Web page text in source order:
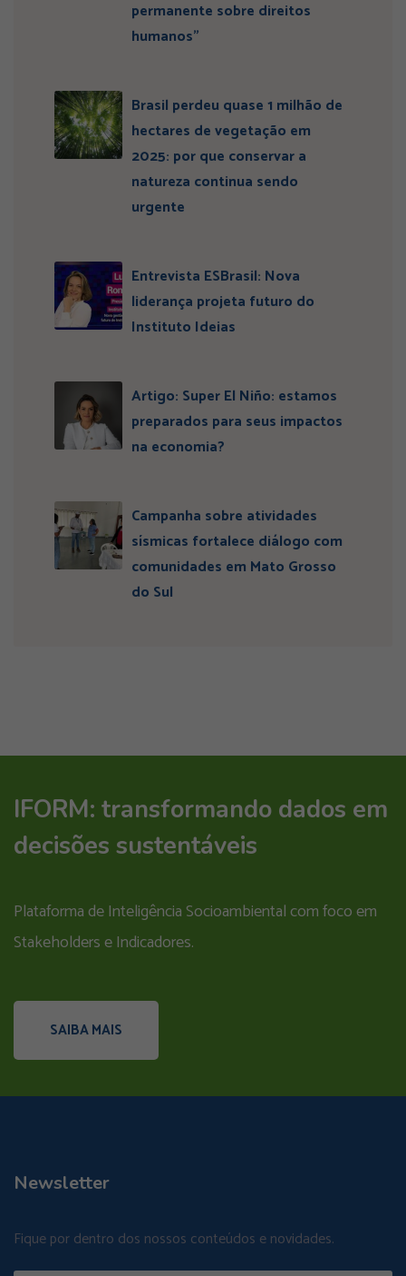
permanente sobre direitos
humanos”
Brasil perdeu quase 1 milhão de
hectares de vegetação em
2025: por que conservar a
natureza continua sendo
urgente
Entrevista ESBrasil: Nova
liderança projeta futuro do
Instituto Ideias
Artigo: Super El Niño: estamos
preparados para seus impactos
na economia?
Campanha sobre atividades
sísmicas fortalece diálogo com
comunidades em Mato Grosso
do Sul
IFORM: transformando dados em
decisões sustentáveis
Plataforma de Inteligência Socioambiental com foco em
Stakeholders e Indicadores.
SAIBA MAIS
Newsletter
Fique por dentro dos nossos conteúdos e novidades.